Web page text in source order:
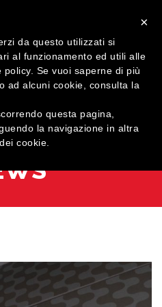
×
da questo utilizzati si
al funzionamento ed utili alle
Se vuoi saperne di più
ad alcuni cookie, consulta la
questa pagina,
la navigazione in altra
cookie.